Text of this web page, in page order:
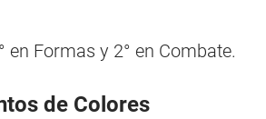
en Formas y 2° en Combate.
de Colores